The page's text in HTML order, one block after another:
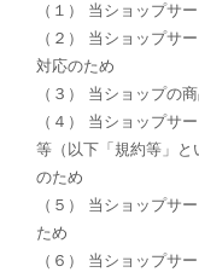
（１） 当ショップサ
（２） 当ショップサ
対応のため
（３） 当ショップの
（４） 当ショップサ
等（以下「規約等」
のため
（５） 当ショップサ
ため
（６） 当ショップサ